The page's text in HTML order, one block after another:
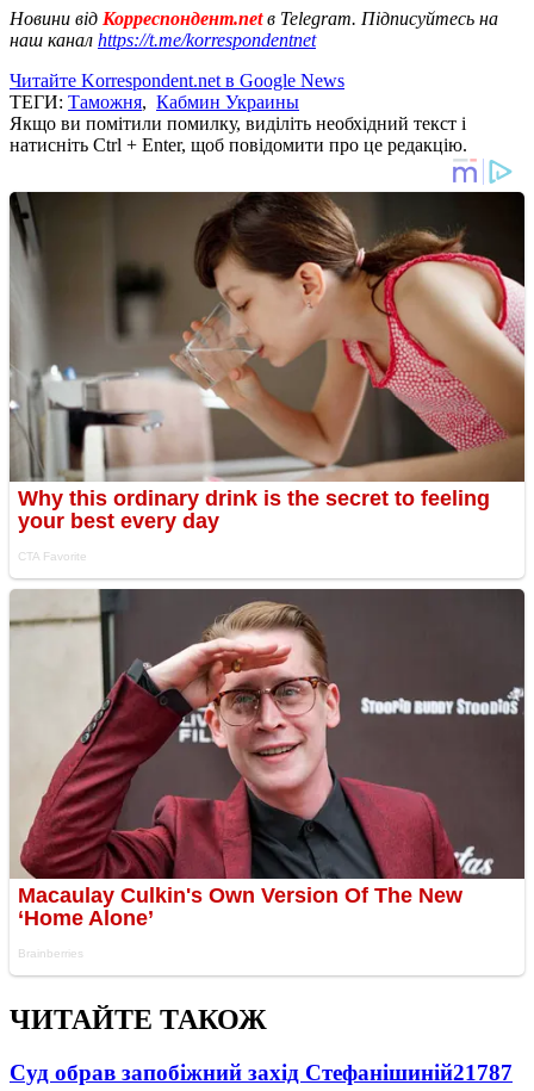
Новини від Корреспондент.netв Telegram. Підписуйтесь на
наш канал https://t.me/korrespondentnet
Читайте Korrespondent.net в Google News
ТЕГИ: Таможня, Кабмин Украины
Якщо ви помітили помилку, виділіть необхідний текст і
натисніть Ctrl + Enter, щоб повідомити про це редакцію.
ЧИТАЙТЕ ТАКОЖ
Суд обрав запобіжний захід Стефанішиній21787